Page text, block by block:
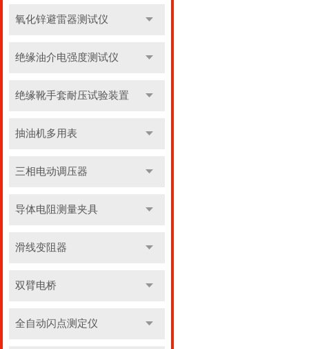
氧化锌避雷器测试仪
绝缘油介电强度测试仪
绝缘靴手套耐压试验装置
抽油机多用表
三相电动调压器
导体电阻测量夹具
滑线变阻器
双臂电桥
全自动闪点测定仪